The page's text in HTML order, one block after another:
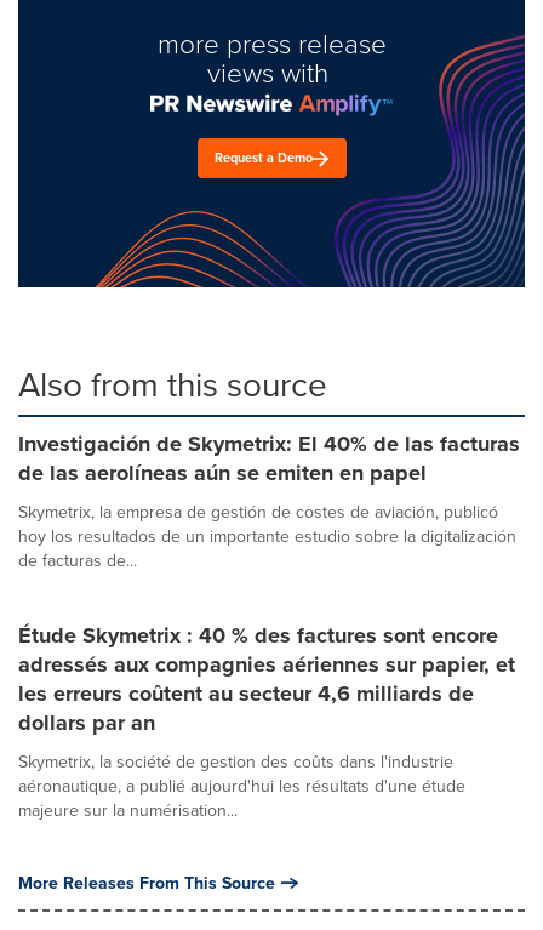
more press release
views with
Request a Demo
Also from this source
Investigación de Skymetrix: El 40% de las facturas
de las aerolíneas aún se emiten en papel
Skymetrix, la empresa de gestión de costes de aviación, publicó
hoy los resultados de un importante estudio sobre la digitalización
de facturas de...
Étude Skymetrix : 40 % des factures sont encore
adressés aux compagnies aériennes sur papier, et
les erreurs coûtent au secteur 4,6 milliards de
dollars par an
Skymetrix, la société de gestion des coûts dans l'industrie
aéronautique, a publié aujourd'hui les résultats d'une étude
majeure sur la numérisation...
More Releases From This Source